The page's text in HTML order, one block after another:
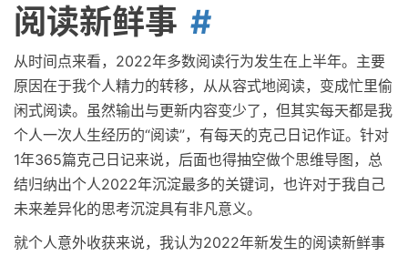
阅读新鲜事
从时间点来看，2022年多数阅读行为发生在上半年。主要
原因在于我个人精力的转移，从从容式地阅读，变成忙里偷
闲式阅读。虽然输出与更新内容变少了，但其实每天都是我
个人一次人生经历的“阅读”，有每天的克己日记作证。针对
1年365篇克己日记来说，后面也得抽空做个思维导图，总
结归纳出个人2022年沉淀最多的关键词，也许对于我自己
未来差异化的思考沉淀具有非凡意义。
就个人意外收获来说，我认为2022年新发生的阅读新鲜事